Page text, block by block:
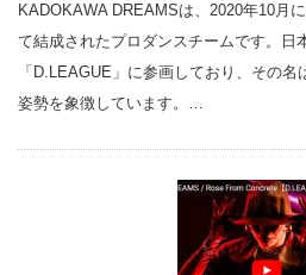
KADOKAWA DREAMSは、2020年10月
て結成されたプロダンスチームです。日
「D.LEAGUE」に参画しており、その
姿勢を象徴しています。…